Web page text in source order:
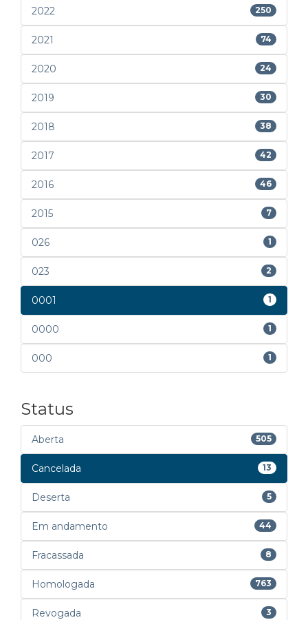
2022 250
2021 74
2020 24
2019 30
2018 38
2017 42
2016 46
2015 7
026 1
023 2
0001 1
0000 1
000 1
Status
Aberta 505
Cancelada 13
Deserta 5
Em andamento 44
Fracassada 8
Homologada 763
Revogada 3